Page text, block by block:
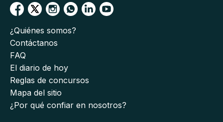
¿Quiénes somos?
Contáctanos
FAQ
El diario de hoy
Reglas de concursos
Mapa del sitio
¿Por qué confiar en nosotros?